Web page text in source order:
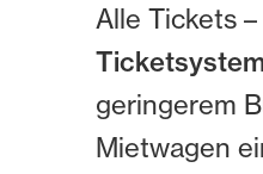
Alle Tickets
geringerem
Mietwagen